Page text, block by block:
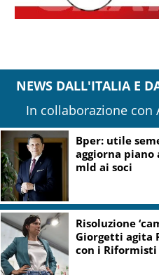
NEWS DALL'ITALIA E
In collaborazione con
Mit: iter Fondo strade Piccoli
avviato, termini non ancora
Banco Bpm,
Italia?
fusione molto